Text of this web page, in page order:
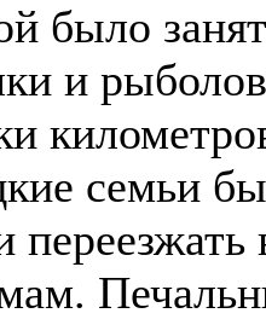
было
и
семьи